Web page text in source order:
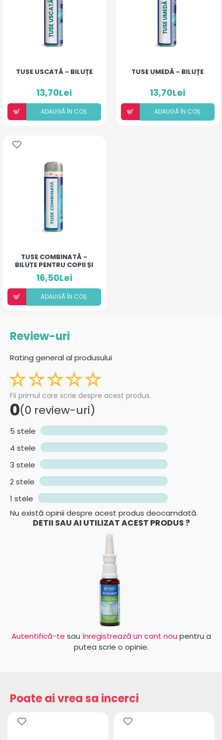
TUSE USCATĂ - BILUȚE
13,70Lei
ADAUGÃ ÎN COȘ
TUSE UMEDĂ - BILUȚE
13,70Lei
ADAUGÃ ÎN COȘ
TUSE COMBINATĂ -
BILUȚE PENTRU COPII ȘI
ADULȚI
16,50Lei
ADAUGÃ ÎN COȘ
Review-uri
Rating general al produsului
Fii primul care scrie despre acest produs.
0(0 review-uri)
5 stele
4 stele
3 stele
2 stele
1 stele
Nu există opinii despre acest produs deocamdată.
DETII SAU AI UTILIZAT ACEST PRODUS ?
Autentifică-te sau înregistrează un cont nou pentru a
putea scrie o opinie.
Poate ai vrea sa incerci